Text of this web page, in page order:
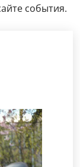
события.